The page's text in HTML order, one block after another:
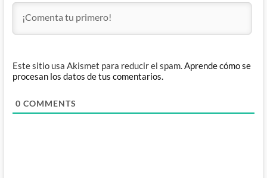
Este sitio usa Akismet para reducir el spam.Aprende cómo se
procesan los datos de tus comentarios.
0 COMMENTS